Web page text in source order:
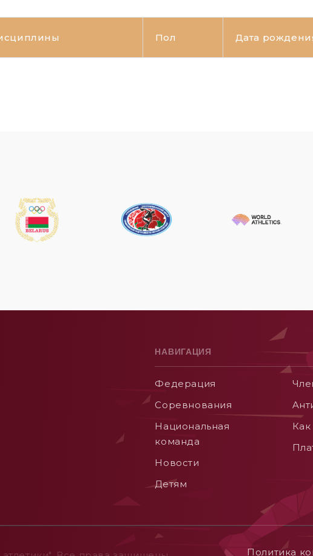
Пол Дата
НАВИГАЦИЯ
Федерация
Соревнования
Национальная
команда
Новости
Детям
Как
Политика